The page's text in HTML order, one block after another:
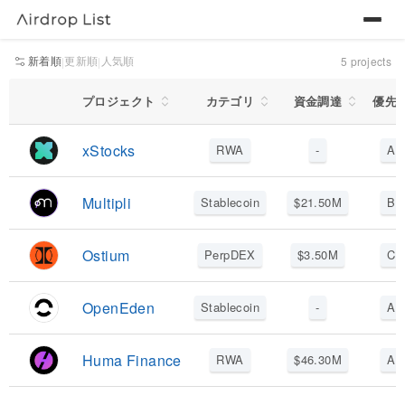
新着順|更新順| 人気順 5 projects
プロジェクト カテゴリ 資金調達 優先
xStocks RWA - A
Multipli Stablecoin $21.50M B
Ostium PerpDEX $3.50M C
OpenEden Stablecoin - A
Huma Finance RWA $46.30M A